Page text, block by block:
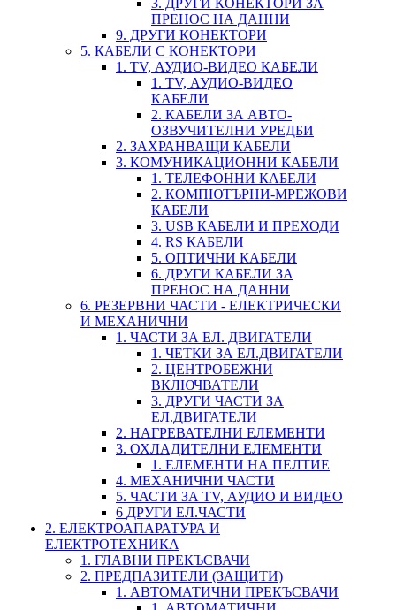
ПРЕНОС НА ДАННИ
9. ДРУГИ КОНЕКТОРИ
5. КАБЕЛИ С КОНЕКТОРИ
1. TV, АУДИО-ВИДЕО КАБЕЛИ
1. TV, АУДИО-ВИДЕО
КАБЕЛИ
2. КАБЕЛИ ЗА АВТО-
ОЗВУЧИТЕЛНИ УРЕДБИ
2. ЗАХРАНВАЩИ КАБЕЛИ
3. КОМУНИКАЦИОННИ КАБЕЛИ
1. ТЕЛЕФОННИ КАБЕЛИ
2. КОМПЮТЪРНИ-МРЕЖОВИ
КАБЕЛИ
3. USB КАБЕЛИ И ПРЕХОДИ
4. RS КАБЕЛИ
5. ОПТИЧНИ КАБЕЛИ
6. ДРУГИ КАБЕЛИ ЗА
ПРЕНОС НА ДАННИ
6. РЕЗЕРВНИ ЧАСТИ - ЕЛЕКТРИЧЕСКИ
И МЕХАНИЧНИ
1. ЧАСТИ ЗА ЕЛ. ДВИГАТЕЛИ
1. ЧЕТКИ ЗА ЕЛ.ДВИГАТЕЛИ
2. ЦЕНТРОБЕЖНИ
ВКЛЮЧВАТЕЛИ
3. ДРУГИ ЧАСТИ ЗА
ЕЛ.ДВИГАТЕЛИ
2. НАГРЕВАТЕЛНИ ЕЛЕМЕНТИ
3. ОХЛАДИТЕЛНИ ЕЛЕМЕНТИ
1. ЕЛЕМЕНТИ НА ПЕЛТИЕ
4. МЕХАНИЧНИ ЧАСТИ
5. ЧАСТИ ЗА TV, АУДИО И ВИДЕО
6 ДРУГИ ЕЛ.ЧАСТИ
2. ЕЛЕКТРОАПАРАТУРА И
ЕЛЕКТРОТЕХНИКА
1. ГЛАВНИ ПРЕКЪСВАЧИ
2. ПРЕДПАЗИТЕЛИ (ЗАЩИТИ)
1. АВТОМАТИЧНИ ПРЕКЪСВАЧИ